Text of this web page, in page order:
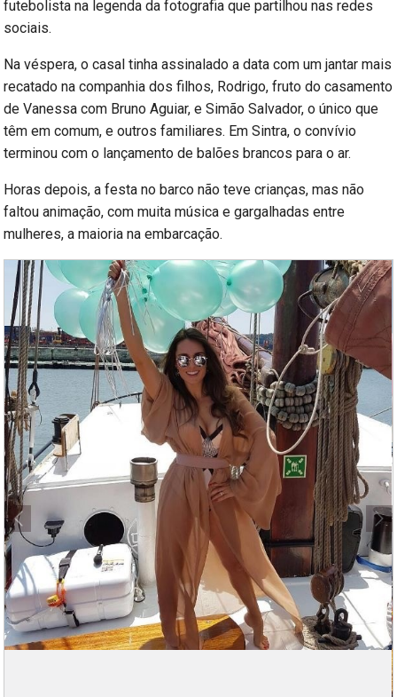
futebolista na legenda da fotografia que partilhou nas redes
sociais.
Na véspera, o casal tinha assinalado a data com um jantar mais
recatado na companhia dos filhos, Rodrigo, fruto do casamento
de Vanessa com Bruno Aguiar, e Simão Salvador, o único que
têm em comum, e outros familiares. Em Sintra, o convívio
terminou com o lançamento de balões brancos para o ar.
Horas depois, a festa no barco não teve crianças, mas não
faltou animação, com muita música e gargalhadas entre
mulheres, a maioria na embarcação.